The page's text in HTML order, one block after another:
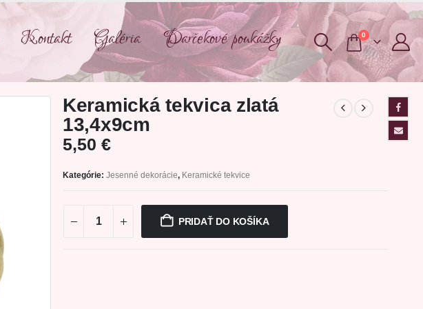
Kontakt Galéria Darčekové poukážky 0
Keramická tekvica zlatá
13,4x9cm
5,50 €
Kategórie: Jesenné dekorácie, Keramické tekvice
PRIDAŤ DO KOŠÍKA